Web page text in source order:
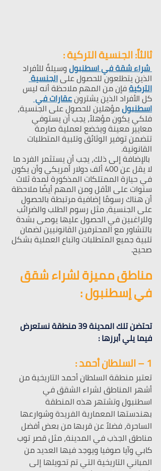
ثالثاً: الجنسية التركية :
شراء شقة في اسطنبول وسيلةً للأفراد
الذين يتطلعون للحصول على الجنسية
التركية فإن من المهم ملاحظة أنه ليس
كل الأفراد الذين يشترون عقارات في
اسطنبول مؤهلين للحصول على الجنسية،
فلكي يكون مؤهلاً، يجب أن يستوفي
معايير معينة ويخضع لعملية صارمة
تتضمن توفير الوثائق وتلبية المتطلبات
القانونية.
بالإضافة إلى ذلك، يجب أن يستثمر الفرد ما
لا يقل عن 400 ألف دولار أمريكي وأن يكون
في حيازة الممتلكات المذكورة لمدة ثلاث
سنوات على الأقل ومن المهم أيضًا ملاحظة
أن هناك رسومًا إضافية مرتبطة بالحصول
على الجنسية، مثل رسوم الطلب والضرائب
وللراغبين في الحصول عليها يوصى بشدة
بالتشاور مع المحترفين القانونيين لضمان
تلبية جميع المتطلبات واتباع العملية بشكل
صحيح.
مناطق مميزة لشراء شقق
في إسطنبول :
تحتضن تلك المدينة 39 منطقة نستعرض
فيما يلي أبرزها :
1 – السلطان أحمد :
تعتبر منطقة السلطان أحمد التاريخية من
أشهر المناطق لشراء الشقق في
اسطنبول وتشتهر هذه المنطقة
بهندستها المعمارية الفريدة وشوارعها
الساحرة، فضلاً عن قربها من بعض أفضل
مناطق الجذب في المدينة، مثل قصر توب
كابي وآيا صوفيا ويوجد فيها العديد من
المباني التاريخية التي تم تحويلها إلى